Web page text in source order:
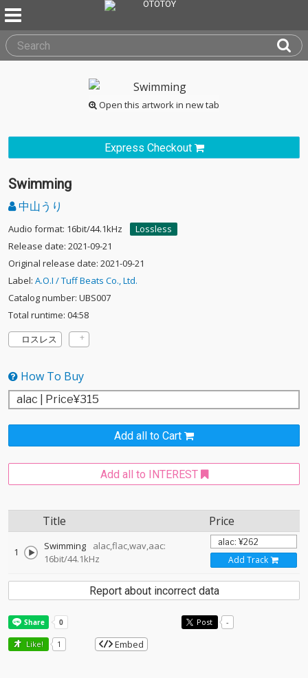
Open this artwork in new tab
Express Checkout
Swimming
中山うり
Audio format: 16bit/44.1kHz
Lossless
Release date: 2021-09-21
Original release date: 2021-09-21
Label: A.O.I / Tuff Beats Co., Ltd.
Catalog number: UBS007
Total runtime: 04:58
ロスレス
How To Buy
Add all to Cart
Add all to INTEREST
Title Price
1 Swimming
alac,flac,wav,aac:
16bit/44.1kHz
Add Track
Report about incorrect data
Post -
Like! 1 Embed